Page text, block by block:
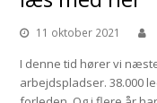
11 oktober 2021
I denne tid hører vi
arbejdspladser. 38.000